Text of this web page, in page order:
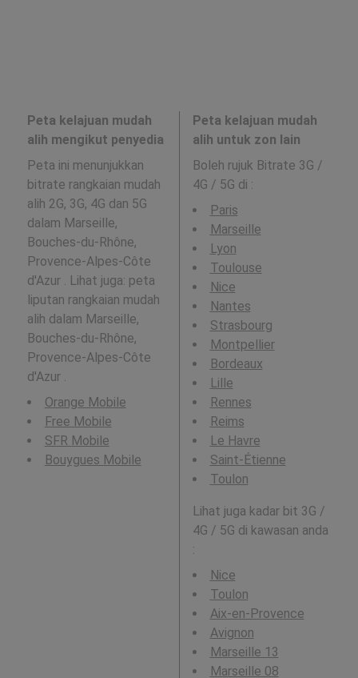
Peta kelajuan mudah
alih mengikut penyedia
Peta ini menunjukkan
bitrate rangkaian mudah
alih 2G, 3G, 4G dan 5G
dalam Marseille,
Bouches-du-Rhône,
Provence-Alpes-Côte
d'Azur . Lihat juga: peta
liputan rangkaian mudah
alih dalam Marseille,
Bouches-du-Rhône,
Provence-Alpes-Côte
d'Azur .
Orange Mobile
Free Mobile
SFR Mobile
Bouygues Mobile
Peta kelajuan mudah
alih untuk zon lain
Boleh rujuk Bitrate 3G /
4G / 5G di :
Paris
Marseille
Lyon
Toulouse
Nice
Nantes
Strasbourg
Montpellier
Bordeaux
Lille
Rennes
Reims
Le Havre
Saint-Étienne
Toulon
Lihat juga kadar bit 3G /
4G / 5G di kawasan anda
:
Nice
Toulon
Aix-en-Provence
Avignon
Marseille 13
Marseille 08